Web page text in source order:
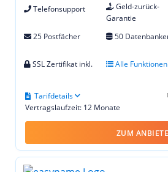
Telefonsupport
Geld-zurück-
Garantie
25 Postfächer 50
SSL Zertifikat inkl.
Alle Funktionen
Vertragslaufzeit: 12 Monate
Tarifdetails
ZUM